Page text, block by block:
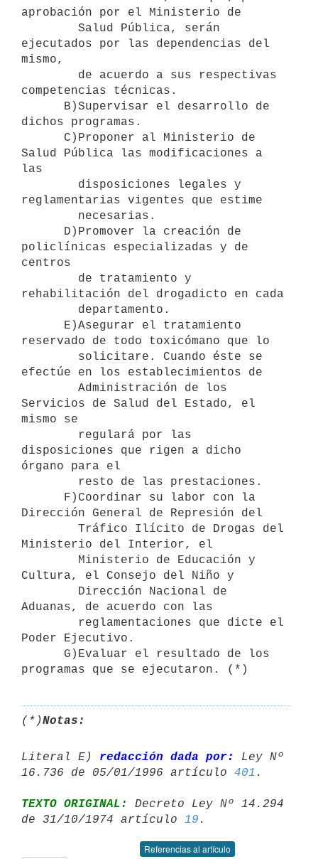
aprobación por el Ministerio de
ejecutados por las dependencias del
mismo,
competencias técnicas.
dichos programas.
Salud Pública las modificaciones a
las
reglamentarias vigentes que estime
policlínicas especializadas y de
centros
rehabilitación del drogadicto en cada
reservado de todo toxicómano que lo
efectúe en los establecimientos de
Servicios de Salud del Estado, el
mismo se
disposiciones que rigen a dicho
órgano para el
Dirección General de Represión del
Ministerio del Interior, el
Cultura, el Consejo del Niño y
Aduanas, de acuerdo con las
Poder Ejecutivo.
(*)Notas:
Literal E) redacción dada por:
Ley Nº
16.736 de 05/01/1996 artículo 401
TEXTO ORIGINAL:
Decreto Ley Nº 14.294
de 31/10/1974 artículo 19
Referencias al artículo